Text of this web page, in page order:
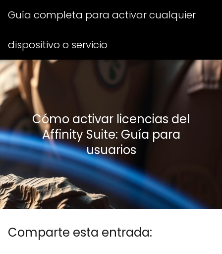
Guía completa para activar cualquier
dispositivo o servicio
Cómo activar licencias del
Affinity Suite: Guía para
usuarios
Comparte esta entrada: